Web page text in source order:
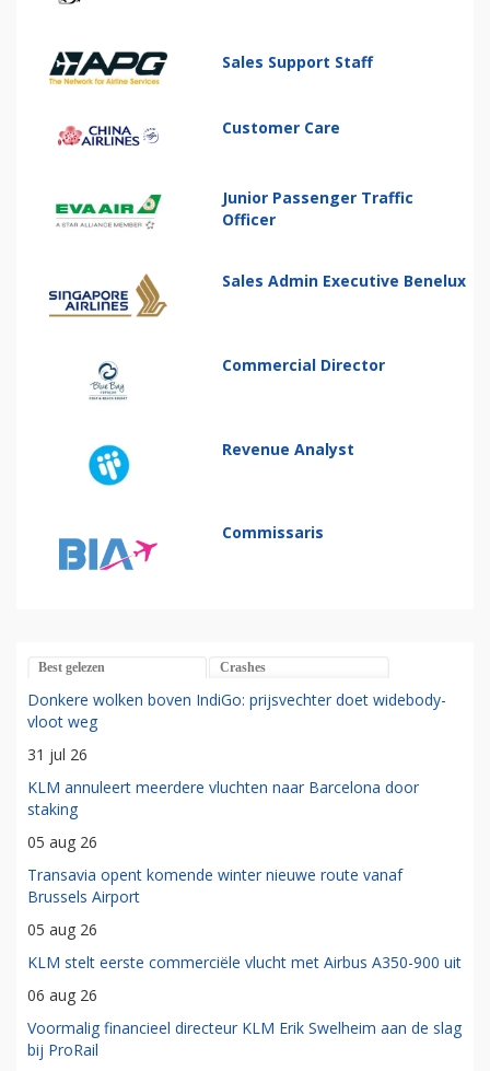
Sales Support Staff
Customer Care
Junior Passenger Traffic
Officer
Sales Admin Executive Benelux
Commercial Director
Revenue Analyst
Commissaris
Best gelezen Crashes
Donkere wolken boven IndiGo: prijsvechter doet widebody-
vloot weg
31 jul 26
KLM annuleert meerdere vluchten naar Barcelona door
staking
05 aug 26
Transavia opent komende winter nieuwe route vanaf
Brussels Airport
05 aug 26
KLM stelt eerste commerciële vlucht met Airbus A350-900 uit
06 aug 26
Voormalig financieel directeur KLM Erik Swelheim aan de slag
bij ProRail